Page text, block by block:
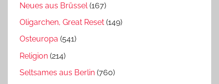
Neues aus Brüssel (167)
Oligarchen, Great Reset (149)
Osteuropa (541)
Religion (214)
Seltsames aus Berlin (760)